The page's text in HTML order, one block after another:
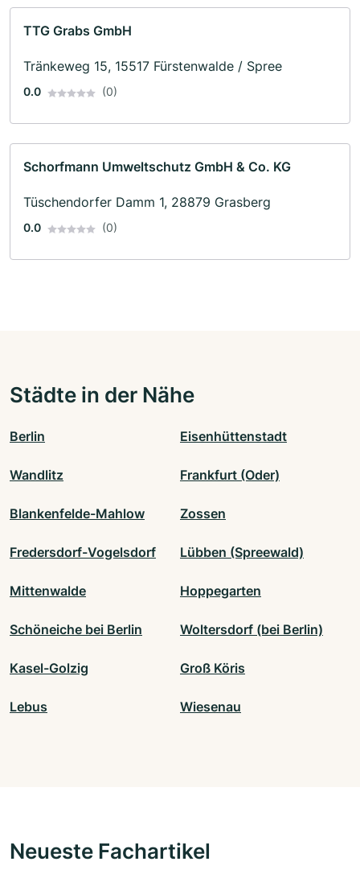
TTG Grabs GmbH
Tränkeweg 15, 15517 Fürstenwalde / Spree
0.0 (0)
Schorfmann Umweltschutz GmbH & Co. KG
Tüschendorfer Damm 1, 28879 Grasberg
0.0 (0)
Städte in der Nähe
Berlin Eisenhüttenstadt
Wandlitz Frankfurt (Oder)
Blankenfelde-Mahlow Zossen
Fredersdorf-Vogelsdorf Lübben (Spreewald)
Mittenwalde Hoppegarten
Schöneiche bei Berlin Woltersdorf (bei Berlin)
Kasel-Golzig Groß Köris
Lebus Wiesenau
Neueste Fachartikel